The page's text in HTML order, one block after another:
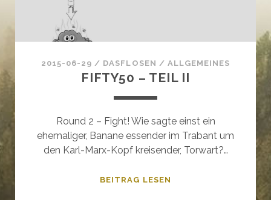
2015-06-29 / DASFLOSEN / ALLGEMEINES
FIFTY50 – TEIL II
Round 2 – Fight! Wie sagte einst ein
ehemaliger, Banane essender im Trabant um
den Karl-Marx-Kopf kreisender, Torwart?…
BEITRAG LESEN